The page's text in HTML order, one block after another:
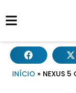
INÍCIO » NEXUS 5